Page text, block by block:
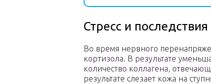
Стресс и
Во время нервного
кортизола. В результате
количество коллагена,
результате слезает кожа на